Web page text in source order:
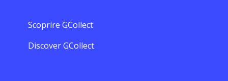
Scoprire GCollect
Discover GCollect